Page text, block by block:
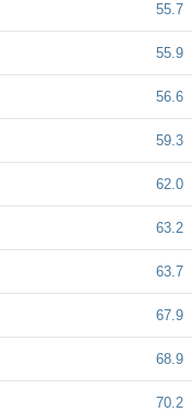
55.7
55.9
56.6
59.3
62.0
63.2
63.7
67.9
68.9
70.2